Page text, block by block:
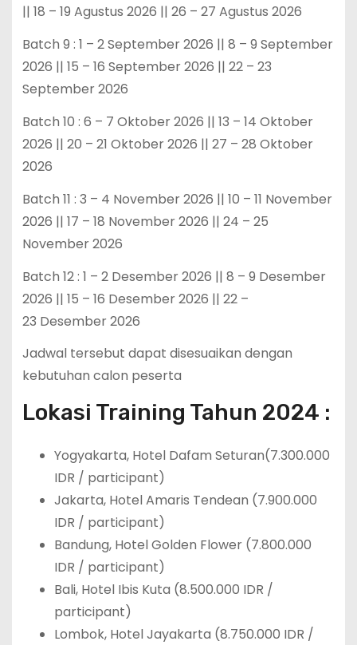
|| 18 – 19 Agustus 2026 || 26 – 27 Agustus 2026
Batch 9 : 1 – 2 September 2026 || 8 – 9 September
2026 || 15 – 16 September 2026 || 22 – 23
September 2026
Batch 10 : 6 – 7 Oktober 2026 || 13 – 14 Oktober
2026 || 20 – 21 Oktober 2026 || 27 – 28 Oktober
2026
Batch 11 : 3 – 4 November 2026 || 10 – 11 November
2026 || 17 – 18 November 2026 || 24 – 25
November 2026
Batch 12 : 1 – 2 Desember 2026 || 8 – 9 Desember
2026 || 15 – 16 Desember 2026 || 22 –
23 Desember 2026
Jadwal tersebut dapat disesuaikan dengan
kebutuhan calon peserta
Lokasi Training Tahun 2024 :
Yogyakarta, Hotel Dafam Seturan(7.300.000
IDR / participant)
Jakarta, Hotel Amaris Tendean (7.900.000
IDR / participant)
Bandung, Hotel Golden Flower (7.800.000
IDR / participant)
Bali, Hotel Ibis Kuta (8.500.000 IDR /
participant)
Lombok, Hotel Jayakarta (8.750.000 IDR /